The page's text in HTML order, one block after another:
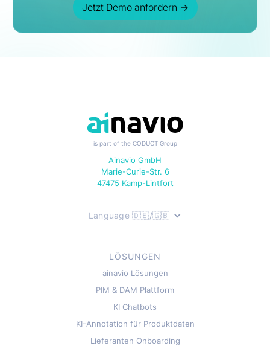
Jetzt Demo anfordern →
is part of the CODUCT Group
Ainavio GmbH
Marie-Curie-Str. 6
47475 Kamp-Lintfort
Language 🇩🇪/🇬🇧
LÖSUNGEN
ainavio Lösungen
PIM & DAM Plattform
KI Chatbots
KI-Annotation für Produktdaten
Lieferanten Onboarding